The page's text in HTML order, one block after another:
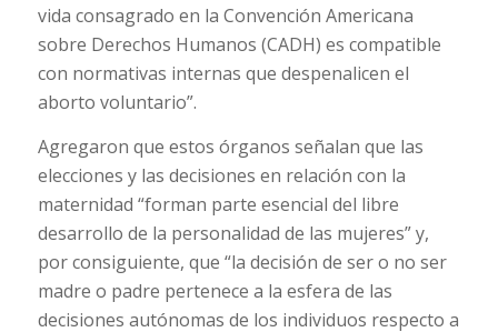
vida consagrado en la Convención Americana
sobre Derechos Humanos (CADH) es compatible
con normativas internas que despenalicen el
aborto voluntario”.
Agregaron que estos órganos señalan que las
elecciones y las decisiones en relación con la
maternidad “forman parte esencial del libre
desarrollo de la personalidad de las mujeres” y,
por consiguiente, que “la decisión de ser o no ser
madre o padre pertenece a la esfera de las
decisiones autónomas de los individuos respecto a